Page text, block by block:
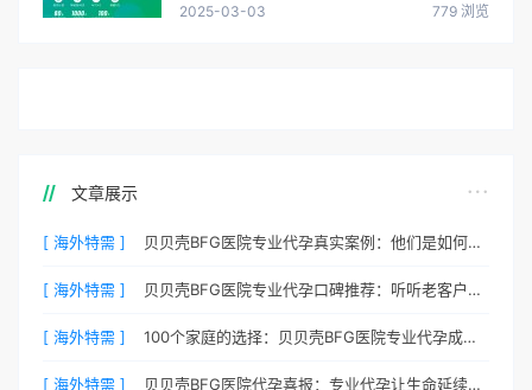
2025-03-03 779 浏览
文章展示
[ 海外特需 ] 贝贝壳BFG医院专业代孕真实案例：他们是如何在这里圆梦的
[ 海外特需 ] 贝贝壳BFG医院专业代孕口碑推荐：听听老客户的真实评价
[ 海外特需 ] 100个家庭的选择：贝贝壳BFG医院专业代孕成功案例分享
[ 海外特需 ] 贝贝壳BFG医院代孕喜报：专业代孕让生命延续更简单